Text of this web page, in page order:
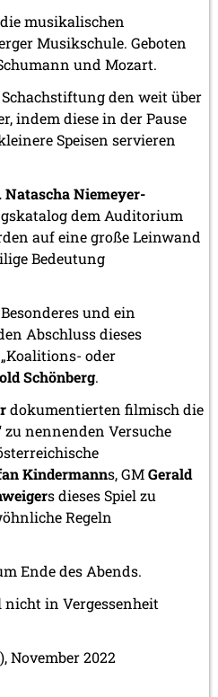
musikalischen
Musikschule. Geboten
und Mozart.
den weit über
indem diese in der Pause
Speisen servieren
Natascha Niemeyer-
dem Auditorium
auf eine große Leinwand
Bedeutung
und ein
Abschluss dieses
oder
Schönberg.
dokumentierten filmisch die
zu nennenden Versuche
Kindermanns, GMGerald
s dieses Spiel zu
Regeln
Ende des Abends.
nicht in Vergessenheit
November 2022